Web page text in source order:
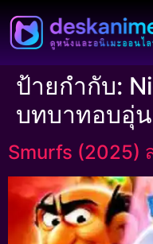
ป้ายกำกับ:
บทบาทอบอุ่น
Smurfs (2025)